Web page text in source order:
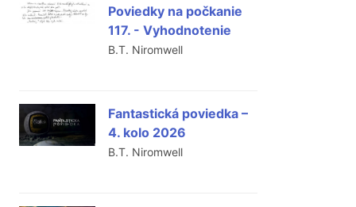
Poviedky na počkanie
117. - Vyhodnotenie
B.T. Niromwell
Fantastická poviedka –
4. kolo 2026
B.T. Niromwell